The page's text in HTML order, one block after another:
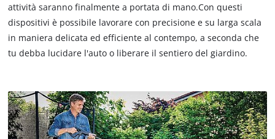
attività saranno finalmente a portata di mano.Con questi
dispositivi è possibile lavorare con precisione e su larga scala
in maniera delicata ed efficiente al contempo, a seconda che
tu debba lucidare l'auto o liberare il sentiero del giardino.